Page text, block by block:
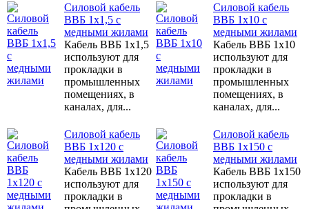
Силовой кабель
ВВБ 1х1,5 с
медными жилами
Кабель ВВБ 1х1,5
используют для
прокладки в
промышленных
помещениях, в
каналах, для...
Силовой кабель
ВВБ 1х10 с
медными жилами
Кабель ВВБ 1х10
используют для
прокладки в
промышленных
помещениях, в
каналах, для...
Силовой кабель
ВВБ 1х120 с
медными жилами
Кабель ВВБ 1х120
используют для
прокладки в
Силовой кабель
ВВБ 1х150 с
медными жилами
Кабель ВВБ 1х150
используют для
прокладки в